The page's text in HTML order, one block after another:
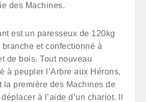
des Machines.
est un paresseux de 120kg
et confectionné à
de bois. Tout nouveau
à peupler l’Arbre aux Hérons,
la première des Machines de
à l’aide d’un chariot. Il